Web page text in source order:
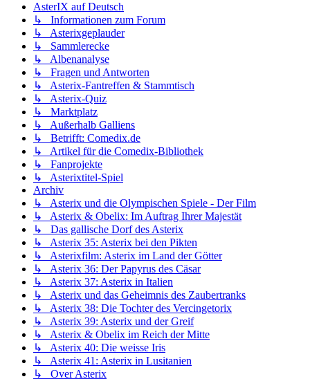
AsterIX auf Deutsch
↳ Informationen zum Forum
↳ Asterixgeplauder
↳ Sammlerecke
↳ Albenanalyse
↳ Fragen und Antworten
↳ Asterix-Fantreffen & Stammtisch
↳ Asterix-Quiz
↳ Marktplatz
↳ Außerhalb Galliens
↳ Betrifft: Comedix.de
↳ Artikel für die Comedix-Bibliothek
↳ Fanprojekte
↳ Asterixtitel-Spiel
Archiv
↳ Asterix und die Olympischen Spiele - Der Film
↳ Asterix & Obelix: Im Auftrag Ihrer Majestät
↳ Das gallische Dorf des Asterix
↳ Asterix 35: Asterix bei den Pikten
↳ Asterixfilm: Asterix im Land der Götter
↳ Asterix 36: Der Papyrus des Cäsar
↳ Asterix 37: Asterix in Italien
↳ Asterix und das Geheimnis des Zaubertranks
↳ Asterix 38: Die Tochter des Vercingetorix
↳ Asterix 39: Asterix und der Greif
↳ Asterix & Obelix im Reich der Mitte
↳ Asterix 40: Die weisse Iris
↳ Asterix 41: Asterix in Lusitanien
↳ Over Asterix